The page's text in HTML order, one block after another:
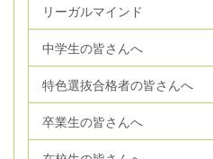
リーガルマインド
中学生の皆さんへ
特色選抜合格者の皆さんへ
卒業生の皆さんへ